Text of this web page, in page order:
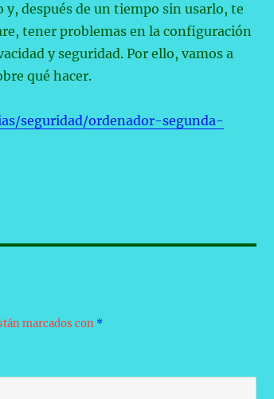
después de un tiempo sin usarlo, te
tener problemas en la configuración
y seguridad. Por ello, vamos a
qué hacer.
seguridad/ordenador-segunda-
marcados con *